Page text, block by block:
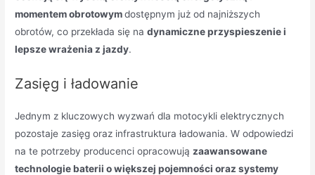
momentem obrotowymdostępnym już od najniższych
obrotów, co przekłada się nadynamiczne przyspieszenie i
lepsze wrażenia z jazdy.
Zasięg i ładowanie
Jednym z kluczowych wyzwań dla motocykli elektrycznych
pozostaje zasięg oraz infrastruktura ładowania. W odpowiedzi
na te potrzeby producenci opracowują zaawansowane
technologie baterii o większej pojemności oraz systemy